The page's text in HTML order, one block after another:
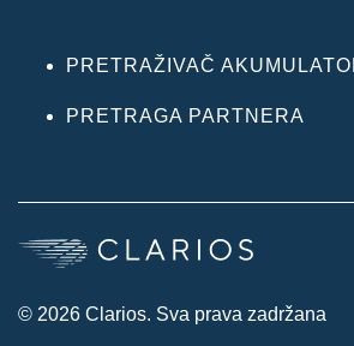
PRETRAŽIVAČ
PRETRAGA PARTNERA
© 2026 Clarios. Sva prava zadržana